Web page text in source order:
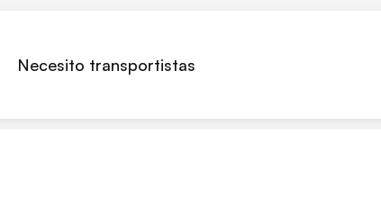
Necesito transportistas